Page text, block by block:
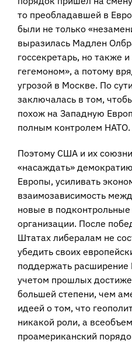
то преобладавшей в
были не только
выразилась Мадлен
госсекретарь, но также
гегемоном», а потому
угрозой в Москве. По
заключалась в том,
похож на Западную
полным контролем НАТО.
Поэтому США и их
«насаждать»
Европы, усиливать
взаимозависимость
новые в
организации. После
Штатах либералам не
убедить своих
поддержать
учетом прошлых
большей степени, чем
идеей о том, что
никакой роли, а
проамериканский